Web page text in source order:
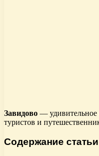
Завидово — удивительное
туристов и
Содержание